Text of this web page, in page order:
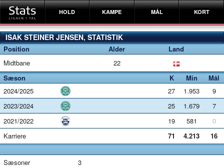
HOLD KAMPE MÅL KORT
ISAK STEINER JENSEN, STATISTIK
Position Alder
Land
Midtbane
22
Sæson
K Min
Mål
2024/2025
27 1.953
9
2023/2024
25 1.679
7
2021/2022
19 581
0
Karriere
71 4.213 16
Sæsoner
3